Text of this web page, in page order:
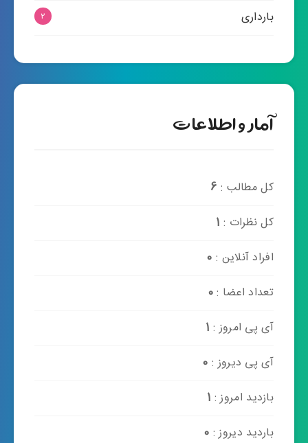
بارداری 2
آمار و اطلاعات
کل مطالب : 6
کل نظرات : 1
افراد آنلاین : 0
تعداد اعضا :0
آی پی امروز : 1
آی پی دیروز : 0
بازدید امروز : 1
باردید دیروز : 0